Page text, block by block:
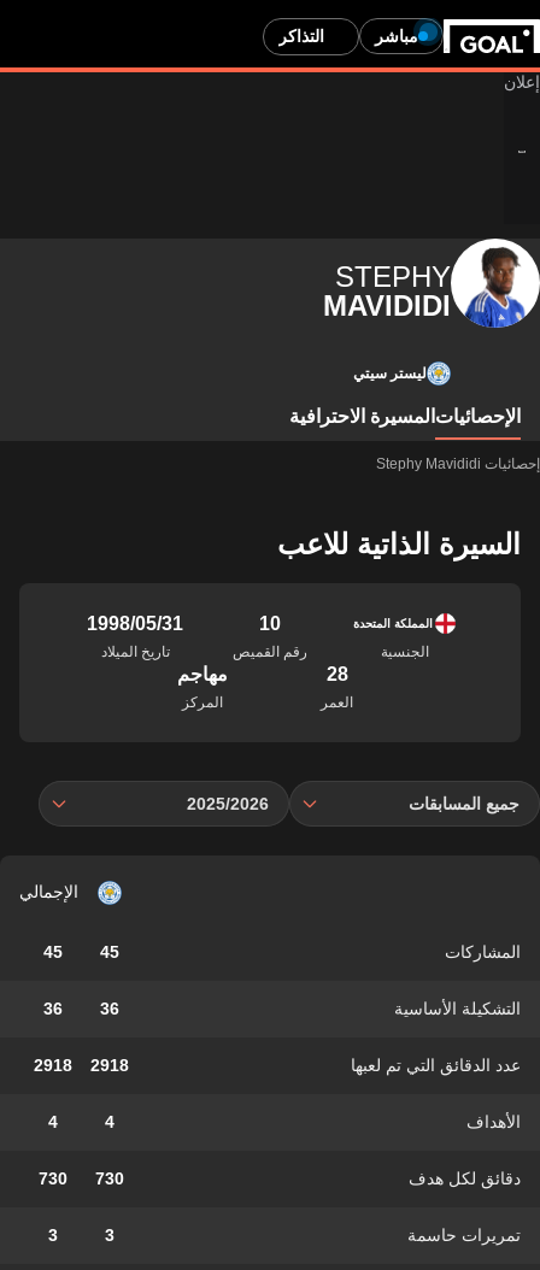
مباشر التذاكر
STEPHY
MAVIDIDI
ليستر سيتي
الإحصائيات المسيرة الاحترافية
إحصائيات Stephy Mavididi
السيرة الذاتية للاعب
المملكة المتحدة
الجنسية
10
رقم القميص
31‏/05‏/1998
تاريخ الميلاد
28
العمر
مهاجم
المركز
جميع المسابقات 2025/2026
الإجمالي
المشاركات 45
45
التشكيلة الأساسية 36
36
عدد الدقائق التي تم لعبها 2918
2918
الأهداف 4
4
دقائق لكل هدف 730
730
تمريرات حاسمة 3
3